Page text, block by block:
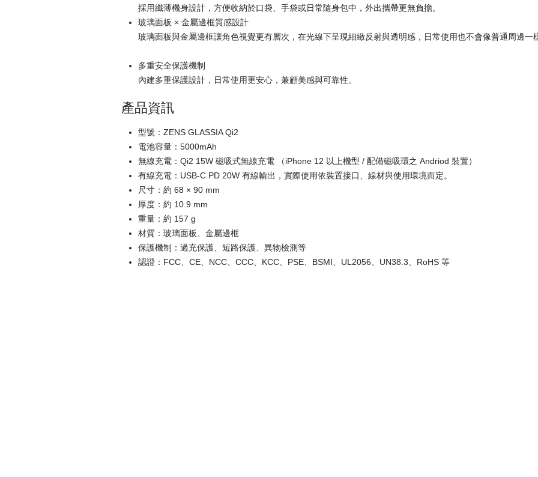
採用纖薄機身設計，方便收納於口袋、手袋或日常隨身包中，外出攜帶更無負擔。
玻璃面板 × 金屬邊框質感設計
玻璃面板與金屬邊框讓角色視覺更有層次，在光線下呈現細緻反射與透明感，日常使用也不會像普通周邊一
多重安全保護機制
內建多重保護設計，日常使用更安心，兼顧美感與可靠性。
產品資訊
型號： ZENS GLASSIA Qi2
電池容量： 5000mAh
無線充電： Qi2 15W 磁吸式無線充電 （iPhone 12 以上機型 / 配備磁吸環之 Andriod 裝置）
有線充電： USB-C PD 20W 有線輸出，實際使用依裝置接口、線材與使用環境而定。
尺寸： 約 68 × 90 mm
厚度： 約 10.9 mm
重量： 約 157 g
材質： 玻璃面板、金屬邊框
保護機制： 過充保護、短路保護、異物檢測等
認證： FCC、CE、NCC、CCC、KCC、PSE、BSMI、UL2056、UN38.3、RoHS 等